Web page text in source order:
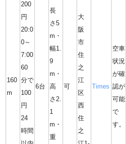
160
m
200
円
20:0
0～
7:00
60
分で
100
円
24
時間
6台
長
さ5
m・
幅1.
9
m・
高
さ2.
1
m・
重
可
大
阪
市
住
之
江
区
西
住
之
Times
空車
状況
が確
認が
可能
で
す。